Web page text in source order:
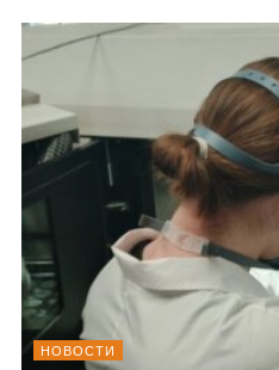
НОВОСТИ